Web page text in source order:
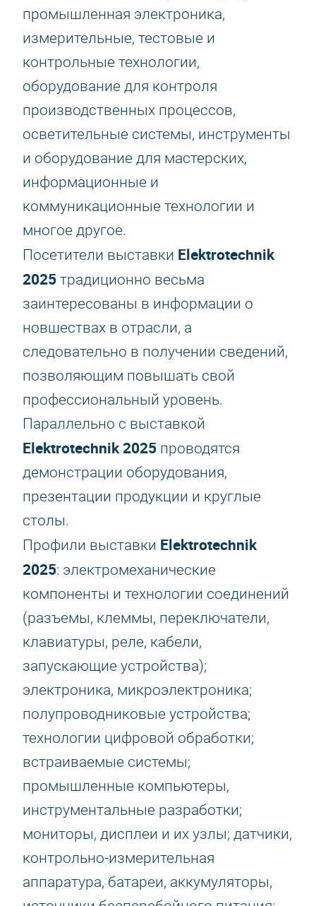
промышленная электроника,
измерительные, тестовые и
контрольные технологии,
оборудование для контроля
производственных процессов,
осветительные системы, инструменты
и оборудование для мастерских,
информационные и
коммуникационные технологии и
многое другое.
Посетители выставки Elektrotechnik
2025 традиционно весьма
заинтересованы в информации о
новшествах в отрасли, а
следовательно в получении сведений,
позволяющим повышать свой
профессиональный уровень.
Параллельно с выставкой
Elektrotechnik 2025 проводятся
демонстрации оборудования,
презентации продукции и круглые
столы.
Профили выставки Elektrotechnik
2025: электромеханические
компоненты и технологии соединений
(разъемы, клеммы, переключатели,
клавиатуры, реле, кабели,
запускающие устройства);
электроника, микроэлектроника;
полупроводниковые устройства;
технологии цифровой обработки;
встраиваемые системы;
промышленные компьютеры,
инструментальные разработки;
мониторы, дисплеи и их узлы; датчики,
контрольно-измерительная
аппаратура, батареи, аккумуляторы,